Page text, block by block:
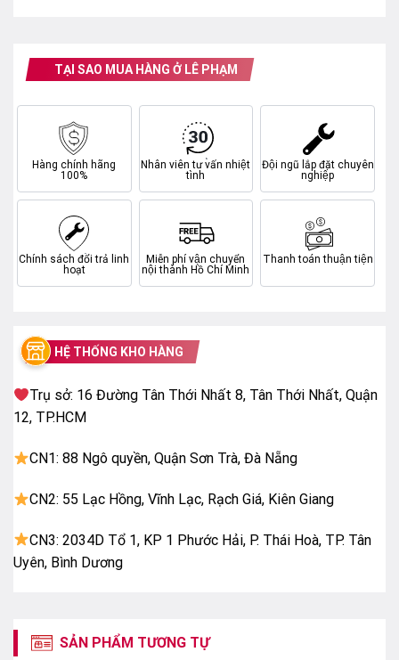
DÀN LẠNH
Kích thước dàn lạnh
(mm)
315 x 1010 x 220 mm
Trọng lượng dàn lạnh
(Kg)
13 Kg
DÀN NÓNG
Model dàn nóng
RCV24-TC-BI
Kích thước dàn nóng
600 x 855 x 350 mm
nóng (Kg)
TẠI SAO MUA HÀNG Ở LÊ PHẠM
Hàng chính hãng
100%
Nhân viên tư vấn nhiệt
tình
Đội ngũ lắp đặt chuyên
nghiệp
Chính sách đổi trả linh
hoạt
Miễn phí vận chuyển
nội thành Hồ Chí Minh
Thanh toán thuận tiện
HỆ THỐNG KHO HÀNG
Trụ sở: 16 Đường Tân Thới Nhất 8, Tân Thới Nhất, Quận
12, TP.HCM
CN1: 88 Ngô quyền, Quận Sơn Trà, Đà Nẵng
CN2: 55 Lạc Hồng, Vĩnh Lạc, Rạch Giá, Kiên Giang
CN3: 2034D Tổ 1, KP 1 Phước Hải, P. Thái Hoà, TP. Tân
Uyên, Bình Dương
SẢN PHẨM TƯƠNG TỰ